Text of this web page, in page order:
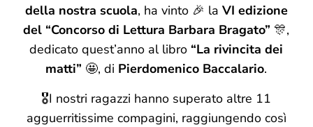
della nostra scuola, ha vinto 🎉 la VI edizione
del “Concorso di Lettura Barbara Bragato” 🎊,
dedicato quest’anno al libro “La rivincita dei
matti” 🤩, di Pierdomenico Baccalario.
🎖️I nostri ragazzi hanno superato altre 11
agguerritissime compagini, raggiungendo così